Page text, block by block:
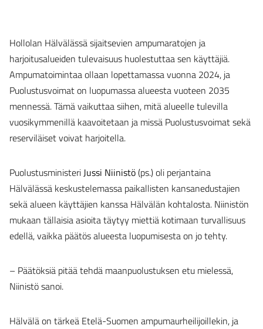
Hollolan Hälvälässä sijaitsevien ampumaratojen ja
harjoitusalueiden tulevaisuus huolestuttaa sen käyttäjiä.
Ampumatoimintaa ollaan lopettamassa vuonna 2024, ja
Puolustusvoimat on luopumassa alueesta vuoteen 2035
mennessä. Tämä vaikuttaa siihen, mitä alueelle tulevilla
vuosikymmenillä kaavoitetaan ja missä Puolustusvoimat sekä
reserviläiset voivat harjoitella.
PuolustusministeriJussi Niinistö(ps.) oli perjantaina
Hälvälässä keskustelemassa paikallisten kansanedustajien
sekä alueen käyttäjien kanssa Hälvälän kohtalosta. Niinistön
mukaan tällaisia asioita täytyy miettiä kotimaan turvallisuus
edellä, vaikka päätös alueesta luopumisesta on jo tehty.
– Päätöksiä pitää tehdä maanpuolustuksen etu mielessä,
Niinistö sanoi.
Hälvälä on tärkeä Etelä-Suomen ampumaurheilijoillekin, ja